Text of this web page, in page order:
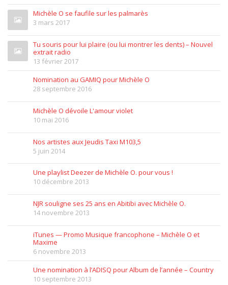
Michèle O se faufile sur les palmarès
3 mars 2017
Tu souris pour lui plaire (ou lui montrer les dents) – Nouvel
extrait radio
13 février 2017
Nomination au GAMIQ pour Michèle O
28 septembre 2016
Michèle O dévoile L'amour violet
10 mai 2016
Nos artistes aux Jeudis Taxi M103,5
5 juin 2014
Une playlist Deezer de Michèle O. pour vous !
10 décembre 2013
NJR souligne ses 25 ans en Abitibi avec Michèle O.
14 novembre 2013
iTunes — Promo Musique francophone – Michèle O et
Maxime
6 novembre 2013
Une nomination à l’ADISQ pour Album de l’année – Country
10 septembre 2013